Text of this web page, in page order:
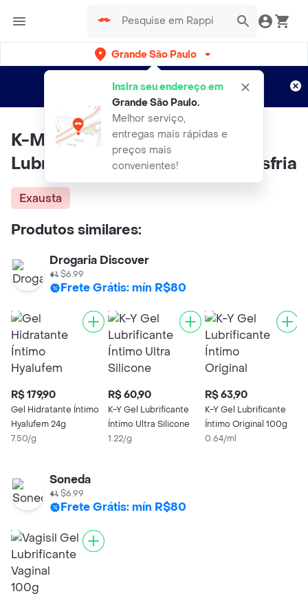
Grande São Paulo
Insira seu endereço em
Grande São Paulo.
Melhor serviço,
entregas mais rápidas e
preços mais
convenientes!
Entregas grátis por 15 dias!
Aplicam T&C
K-Med Fire & Ice Kit Gel
Lubrificante Intimo Aquece E Esfria
Exausta
Produtos similares:
Drogaria Discover
$6.99
Frete Grátis: mín R$80
R$ 179,90
Gel Hidratante Íntimo
Hyalufem 24g
7.50/g
R$ 60,90
K-Y Gel Lubrificante
Íntimo Ultra Silicone
1.22/g
R$ 63,90
K-Y Gel Lubrificante
Íntimo Original 100g
0.64/ml
Soneda
$6.99
Frete Grátis: mín R$80